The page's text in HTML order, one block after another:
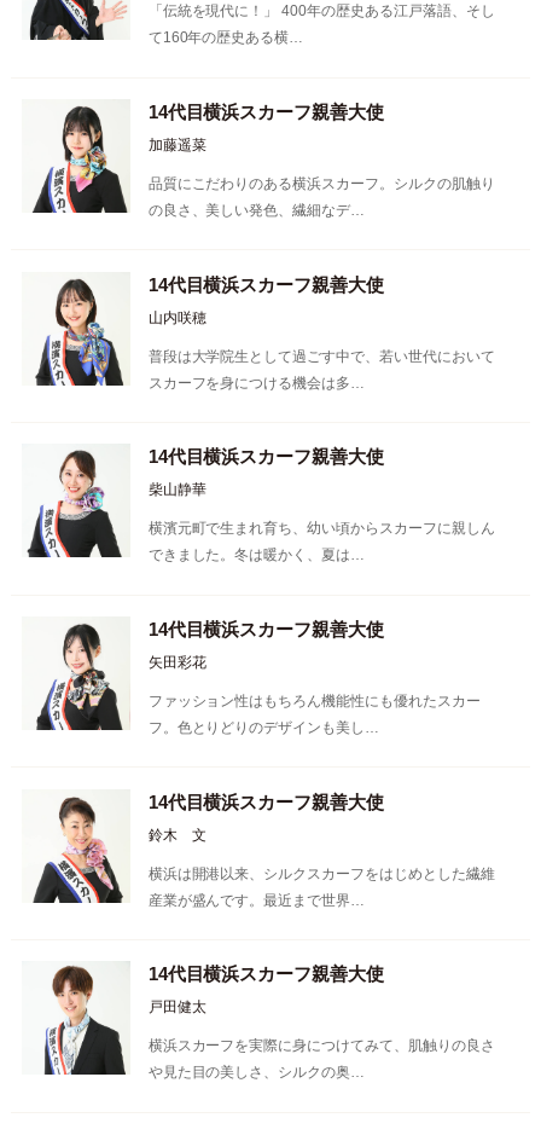
「伝統を現代に！」 400年の歴史ある江戸落語、そし
て160年の歴史ある横…
14代目横浜スカーフ親善大使
加藤遥菜
品質にこだわりのある横浜スカーフ。シルクの肌触り
の良さ、美しい発色、繊細なデ…
14代目横浜スカーフ親善大使
山内咲穂
普段は大学院生として過ごす中で、若い世代において
スカーフを身につける機会は多…
14代目横浜スカーフ親善大使
柴山静華
横濱元町で生まれ育ち、幼い頃からスカーフに親しん
できました。冬は暖かく、夏は…
14代目横浜スカーフ親善大使
矢田彩花
ファッション性はもちろん機能性にも優れたスカー
フ。色とりどりのデザインも美し…
14代目横浜スカーフ親善大使
鈴木 文
横浜は開港以来、シルクスカーフをはじめとした繊維
産業が盛んです。最近まで世界…
14代目横浜スカーフ親善大使
戸田健太
横浜スカーフを実際に身につけてみて、肌触りの良さ
や見た目の美しさ、シルクの奥…